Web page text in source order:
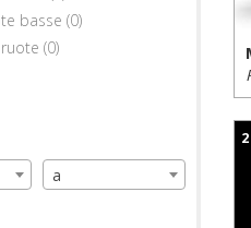
basse (0)
(0)
a